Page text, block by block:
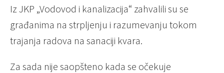
Iz JKP „Vodovod i kanalizacija“ zahvalili su se
građanima na strpljenju i razumevanju tokom
trajanja radova na sanaciji kvara.
Za sada nije saopšteno kada se očekuje